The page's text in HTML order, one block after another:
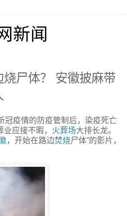
新闻
烧尸体？ 安徽披麻带
冠疫情的防疫管制后，染疫死亡
应接不暇， 火葬场大排长龙。
，开始在路边焚烧尸体”的影片，